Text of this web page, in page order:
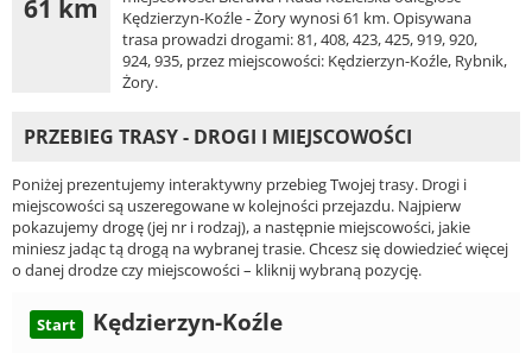
61 km
Kędzierzyn-Koźle - Żory wynosi 61 km. Opisywana
trasa prowadzi drogami: 81, 408, 423, 425, 919, 920,
924, 935, przez miejscowości: Kędzierzyn-Koźle, Rybnik,
Żory.
PRZEBIEG TRASY - DROGI I MIEJSCOWOŚCI
Poniżej prezentujemy interaktywny przebieg Twojej trasy. Drogi i
miejscowości są uszeregowane w kolejności przejazdu. Najpierw
pokazujemy drogę (jej nr i rodzaj), a następnie miejscowości, jakie
miniesz jadąc tą drogą na wybranej trasie. Chcesz się dowiedzieć więcej
o danej drodze czy miejscowości – kliknij wybraną pozycję.
Start Kędzierzyn-Koźle